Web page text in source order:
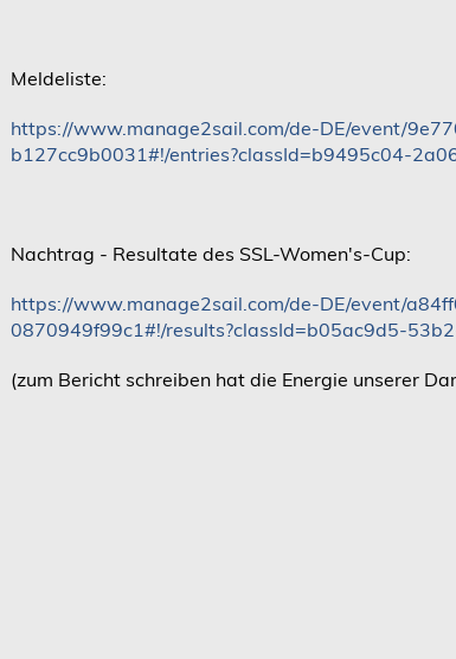
Meldeliste:
https://www.manage2sail.com/de-DE/event/
b127cc9b0031#!/entries?classId=b9495c04-
Nachtrag - Resultate des SSL-Women's-Cup:
https://www.manage2sail.com/de-DE/event/
0870949f99c1#!/results?classId=b05ac9d5-
(zum Bericht schreiben hat die Energie unserer